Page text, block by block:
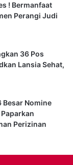
! Bermanfaat
Perangi Judi
36 Pos
Lansia Sehat,
Besar Nomine
Perizinan